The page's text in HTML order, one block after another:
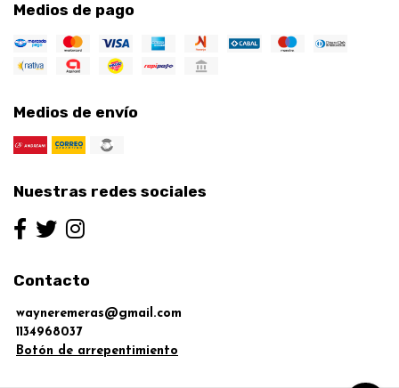
Medios de pago
Medios de envío
Nuestras redes sociales
Contacto
wayneremeras@gmail.com
1134968037
Botón de arrepentimiento